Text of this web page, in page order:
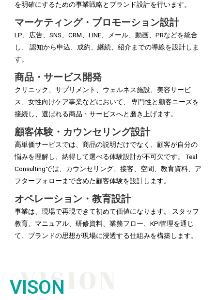
を明確にするための事業戦略とブランド設計を行います。
マーケティング・プロモーション設計
LP、広告、SNS、CRM、LINE、メール、動画、PRなどを統合
し、 認知から申込、成約、継続、紹介までの導線を設計しま
す。
商品・サービス開発
クリニック、サプリメント、ウェルネス施設、美容サービ
ス、女性向けケア事業などにおいて、 専門性と顧客ニーズを
接続し、選ばれる商品・サービスへと磨き上げます。
顧客体験・カウンセリング設計
高単価サービスでは、商品の説明だけでなく、顧客が自分の
悩みを理解し、納得して選べる体験設計が不可欠です。 Teal
Consultingでは、カウンセリング、接客、空間、教育資料、ア
フターフォローまで含めた顧客体験を設計します。
オペレーション・教育設計
事業は、現場で再現できて初めて価値になります。 スタッフ
教育、マニュアル、研修資料、業務フロー、KPI管理を通じ
て、ブランドの思想が現場に浸透する仕組みを構築します。
VISON